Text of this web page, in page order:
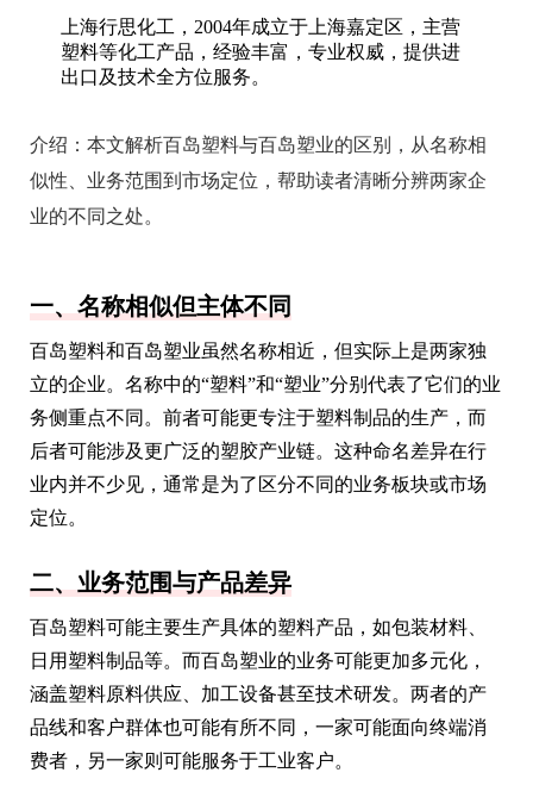
上海行思化工，2004年成立于上海嘉定区，主营
塑料等化工产品，经验丰富，专业权威，提供进
出口及技术全方位服务。
介绍： 本文解析百岛塑料与百岛塑业的区别，从名称相
似性、业务范围到市场定位，帮助读者清晰分辨两家企
业的不同之处。
一、名称相似但主体不同
百岛塑料和百岛塑业虽然名称相近，但实际上是两家独
立的企业。名称中的“塑料”和“塑业”分别代表了它们的业
务侧重点不同。前者可能更专注于塑料制品的生产，而
后者可能涉及更广泛的塑胶产业链。这种命名差异在行
业内并不少见，通常是为了区分不同的业务板块或市场
定位。
二、业务范围与产品差异
百岛塑料可能主要生产具体的塑料产品，如包装材料、
日用塑料制品等。而百岛塑业的业务可能更加多元化，
涵盖塑料原料供应、加工设备甚至技术研发。两者的产
品线和客户群体也可能有所不同，一家可能面向终端消
费者，另一家则可能服务于工业客户。